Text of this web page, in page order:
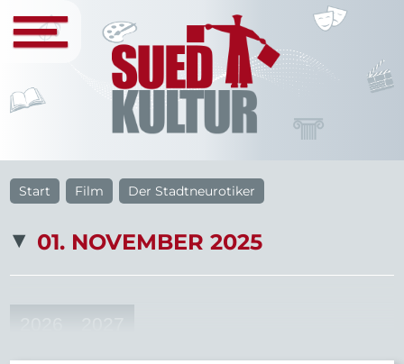
Start Film Der Stadtneurotiker
01. NOVEMBER 2025